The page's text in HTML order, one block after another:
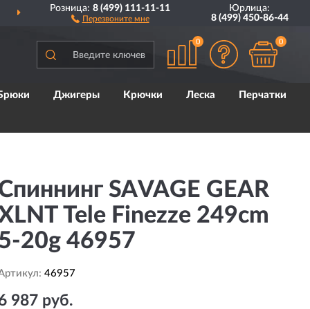
ДОСТАВИМ ПО ВСЕЙ РОССИИ
Розница:8 (499) 111-11-11
Перезвоните мне
Юрлица:
8 (499) 450-86-44
0 0
Джигеры Крючки Леска Перчатки
SAVAGE GEAR
Tele Finezze 249cm
20g 46957
46957
987 руб.